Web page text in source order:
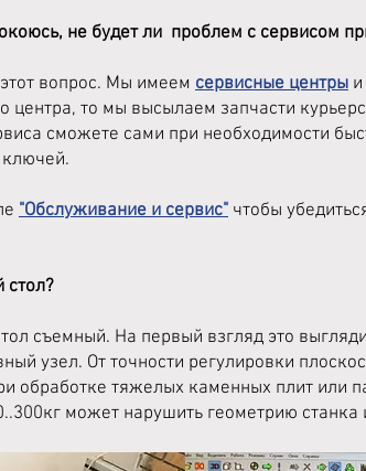
не будет ли проблем с сервисом
вопрос. Мы имеем сервисные центры и
центра, то мы высылаем запчасти
сможете сами при необходимости
ключей.
"Обслуживание и сервис" чтобы
стол?
съемный. На первый взгляд это
узел. От точности регулировки
обработке тяжелых каменных плит или
может нарушить геометрию станка